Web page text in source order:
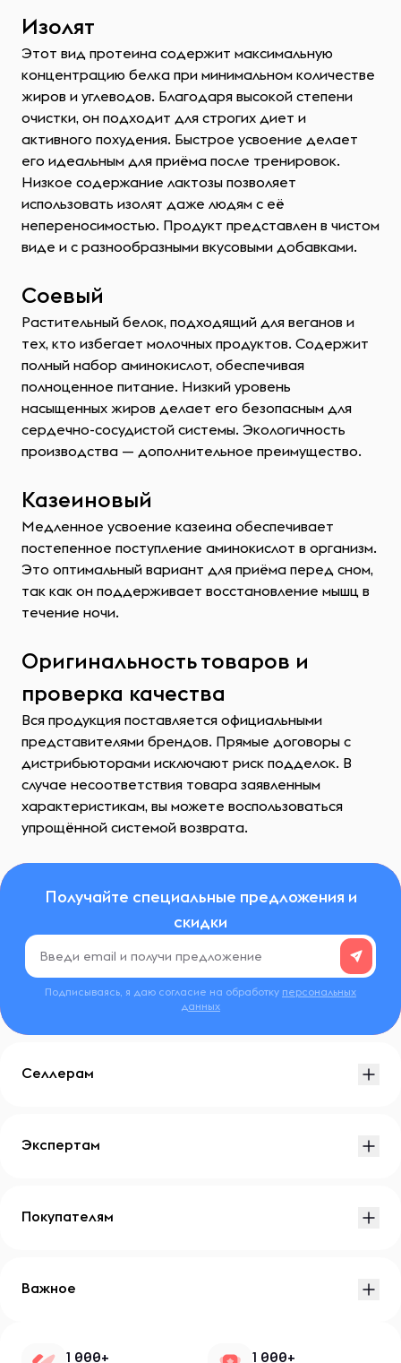
Изолят
Этот вид протеина содержит максимальную
концентрацию белка при минимальном количестве
жиров и углеводов. Благодаря высокой степени
очистки, он подходит для строгих диет и
активного похудения. Быстрое усвоение делает
его идеальным для приёма после тренировок.
Низкое содержание лактозы позволяет
использовать изолят даже людям с её
непереносимостью. Продукт представлен в чистом
виде и с разнообразными вкусовыми добавками.
Соевый
Растительный белок, подходящий для веганов и
тех, кто избегает молочных продуктов. Содержит
полный набор аминокислот, обеспечивая
полноценное питание. Низкий уровень
насыщенных жиров делает его безопасным для
сердечно-сосудистой системы. Экологичность
производства — дополнительное преимущество.
Казеиновый
Медленное усвоение казеина обеспечивает
постепенное поступление аминокислот в организм.
Это оптимальный вариант для приёма перед сном,
так как он поддерживает восстановление мышц в
течение ночи.
Оригинальность товаров и
проверка качества
Вся продукция поставляется официальными
представителями брендов. Прямые договоры с
дистрибьюторами исключают риск подделок. В
случае несоответствия товара заявленным
характеристикам, вы можете воспользоваться
упрощённой системой возврата.
Получайте специальные предложения и
скидки
Подписываясь, я даю согласие на обработку персональных
данных
Селлерам
Экспертам
Покупателям
Важное
1 000+ 1 000+